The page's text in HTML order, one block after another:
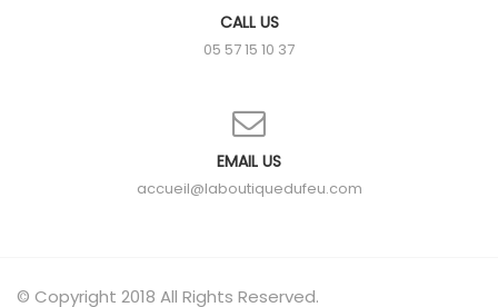
CALL US
05 57 15 10 37
EMAIL US
accueil@laboutiquedufeu.com
© Copyright 2018 All Rights Reserved.